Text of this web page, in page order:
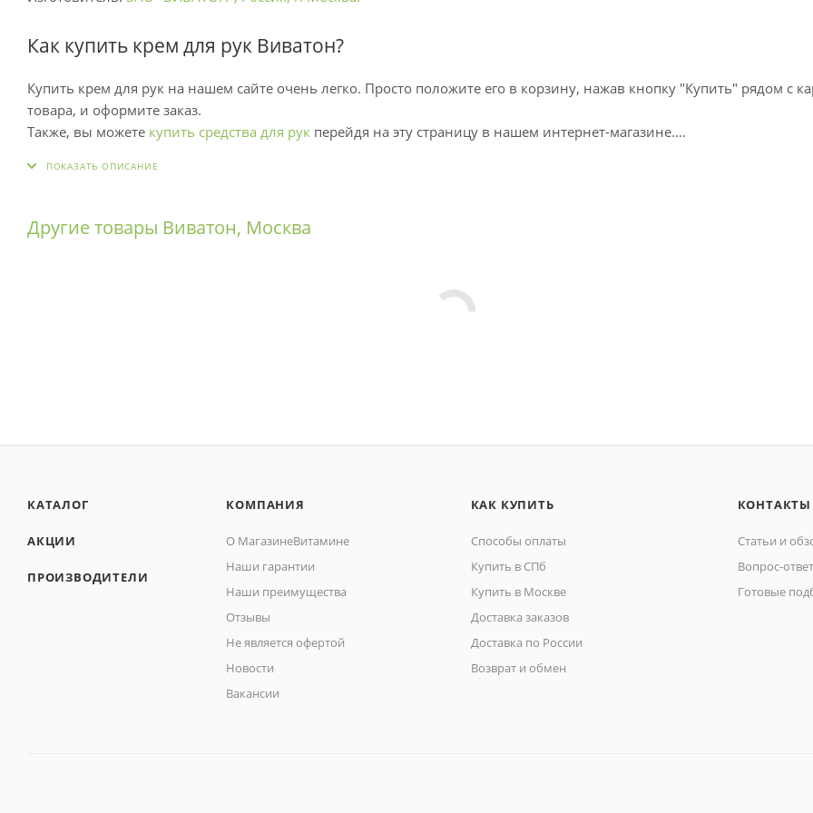
Как купить крем для рук Виватон?
Купить крем для рук на нашем сайте очень легко. Просто положите его в корзину, нажав кнопку "Купить" рядом с
товара, и оформите заказ.
Также, вы можете купить средства для рук перейдя на эту страницу в нашем интернет-магазине.
производится при получении заказа.
Другие товары Виватон, Москва
КАТАЛОГ
АКЦИИ
ПРОИЗВОДИТЕЛИ
КОМПАНИЯ
О МагазинеВитамине
Наши гарантии
Наши преимущества
Отзывы
Не является офертой
Новости
Вакансии
КАК КУПИТЬ
Способы оплаты
Купить в СПб
Купить в Москве
Доставка заказов
Доставка по России
Возврат и обмен
КОНТАКТЫ
Статьи и
Вопрос-ответ
Готовые